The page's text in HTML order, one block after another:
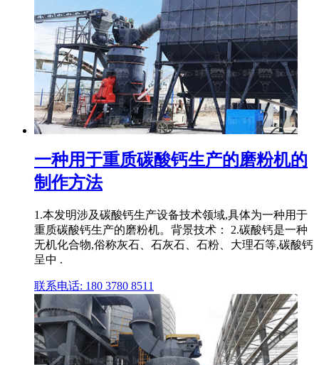
一种用于重质碳酸钙生产的磨粉机的
制作方法
1.本发明涉及碳酸钙生产设备技术领域,具体为一种用于
重质碳酸钙生产的磨粉机。背景技术： 2.碳酸钙是一种
无机化合物,俗称灰石、石灰石、石粉、大理石等,碳酸钙
呈中 .
联系电话: 180 3780 8511